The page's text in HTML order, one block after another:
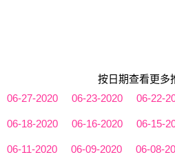
按日期查看更多
06-27-2020
06-23-2020 06-22-
06-18-2020 06-16-2020 06-15-
06-11-2020 06-09-2020 06-08-